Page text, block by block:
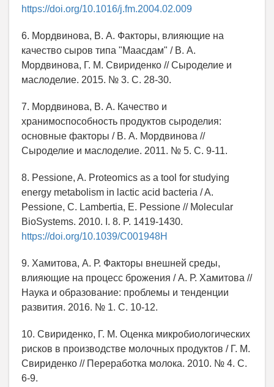
https://doi.org/10.1016/j.fm.2004.02.009
6. Мордвинова, В. А. Факторы, влияющие на
качество сыров типа "Маасдам" / В. А.
Мордвинова, Г. М. Свириденко // Сыроделие и
маслоделие. 2015. № 3. С. 28-30.
7. Мордвинова, В. А. Качество и
хранимоспособность продуктов сыроделия:
основные факторы / В. А. Мордвинова //
Сыроделие и маслоделие. 2011. № 5. С. 9-11.
8. Pessione, A. Proteomics as a tool for studying
energy metabolism in lactic acid bacteria / A.
Pessione, C. Lambertia, E. Pessione // Molecular
BioSystems. 2010. I. 8. P. 1419-1430.
https://doi.org/10.1039/C001948H
9. Хамитова, А. Р. Факторы внешней среды,
влияющие на процесс брожения / А. Р. Хамитова //
Наука и образование: проблемы и тенденции
развития. 2016. № 1. С. 10-12.
10. Свириденко, Г. М. Оценка микробиологических
рисков в производстве молочных продуктов / Г. М.
Свириденко // Переработка молока. 2010. № 4. С.
6-9.